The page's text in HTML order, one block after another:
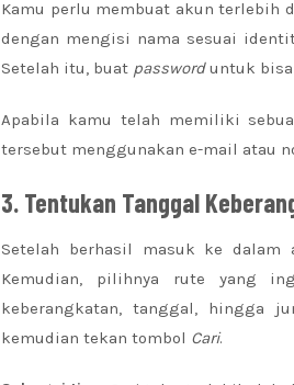
Kamu perlu membuat akun terlebih
dengan mengisi nama sesuai
Setelah itu, buat passworduntuk bisa
Apabila kamu telah memiliki
tersebut menggunakan e-mail atau
3. Tentukan Tanggal
Setelah berhasil masuk ke
Kemudian, pilihnya rute yang
keberangkatan, tanggal, hingga
kemudian tekan tombol Cari.